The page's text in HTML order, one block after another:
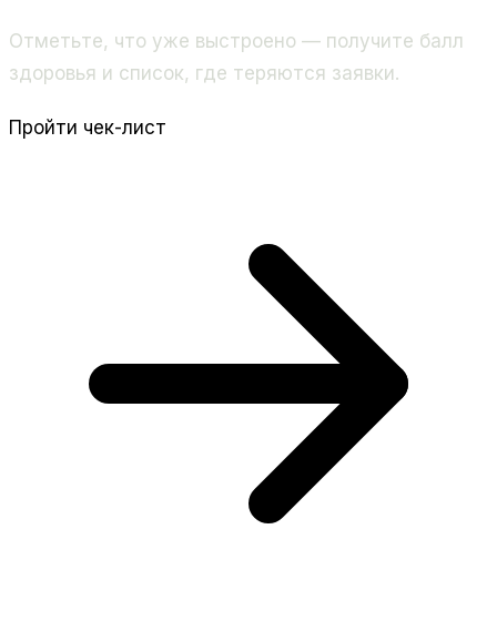
Отметьте, что уже выстроено — получите балл
здоровья и список, где теряются заявки.
Пройти чек-лист